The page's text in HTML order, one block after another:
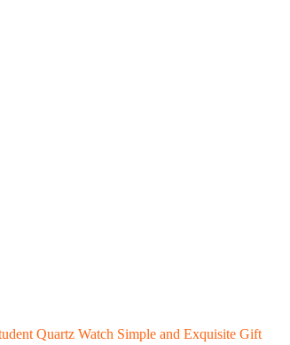
Quartz Watch Simple and Exquisite Gift